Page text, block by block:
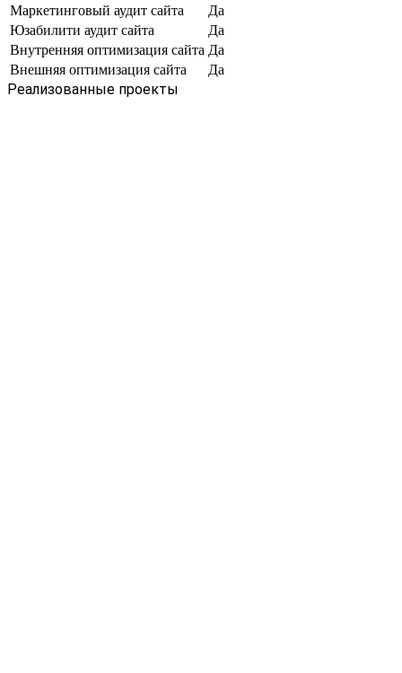
Маркетинговый аудит сайта
Да
Юзабилити аудит сайта
Да
Внутренняя оптимизация сайта Да
Внешняя оптимизация сайта
Да
Реализованные проекты